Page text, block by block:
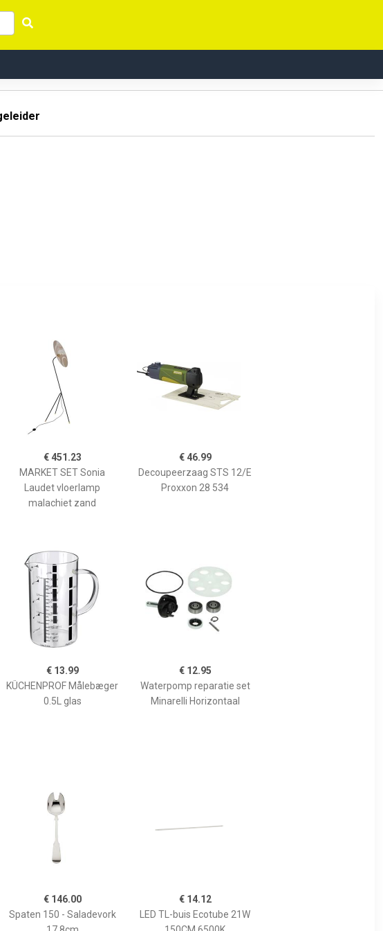
€ 451.23
MARKET SET Sonia
Laudet vloerlamp
malachiet zand
€ 46.99
Decoupeerzaag STS 12/E
Proxxon 28 534
€ 13.99
KÜCHENPROF Målebæger
0.5L glas
€ 12.95
Waterpomp reparatie set
Minarelli Horizontaal
€ 146.00
Spaten 150 - Saladevork
€ 14.12
LED TL-buis Ecotube 21W